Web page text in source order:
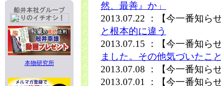
本物研究所
然、最善』か」
2013.07.22 ：【今一番知ら
と根本的に違う
2013.07.15 ：【今一番知ら
ました。その他気づいたこ
2013.07.08 ：【今一番知ら
2013.07.01 ：【今一番知ら